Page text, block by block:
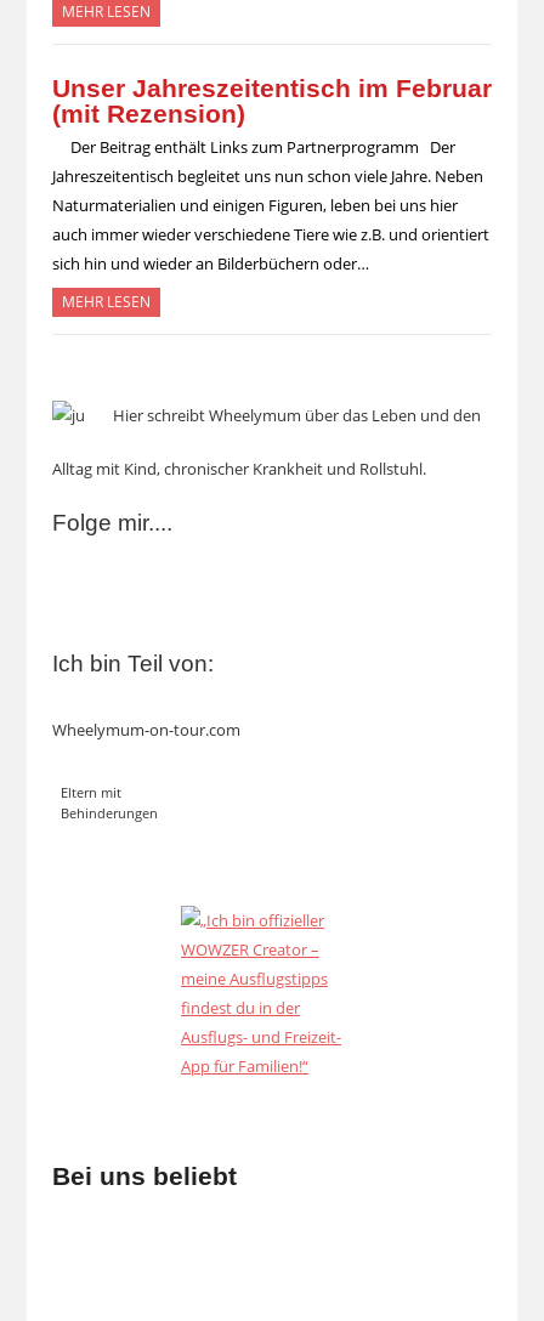
MEHR LESEN
Unser Jahreszeitentisch im Februar
(mit Rezension)
Der Beitrag enthält Links zum Partnerprogramm Der
Jahreszeitentisch begleitet uns nun schon viele Jahre. Neben
Naturmaterialien und einigen Figuren, leben bei uns hier
auch immer wieder verschiedene Tiere wie z.B. und orientiert
sich hin und wieder an Bilderbüchern oder…
MEHR LESEN
Hier schreibt Wheelymum über das Leben und den
Alltag mit Kind, chronischer Krankheit und Rollstuhl.
Folge mir....
Ich bin Teil von:
Wheelymum-on-tour.com
Eltern mit
Behinderungen
Bei uns beliebt